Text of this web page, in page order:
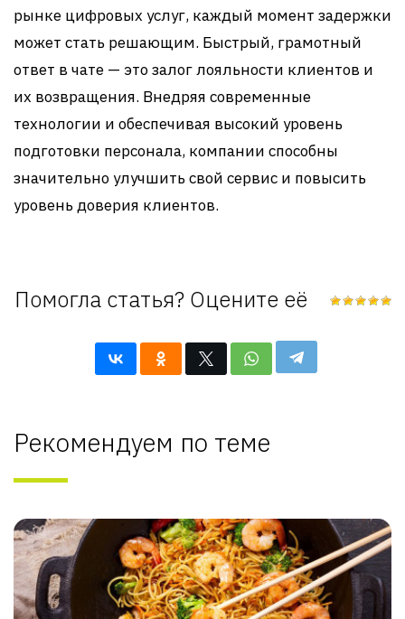
рынке цифровых услуг, каждый момент задержки
может стать решающим. Быстрый, грамотный
ответ в чате — это залог лояльности клиентов и
их возвращения. Внедряя современные
технологии и обеспечивая высокий уровень
подготовки персонала, компании способны
значительно улучшить свой сервис и повысить
уровень доверия клиентов.
Помогла статья? Оцените её
Рекомендуем по теме